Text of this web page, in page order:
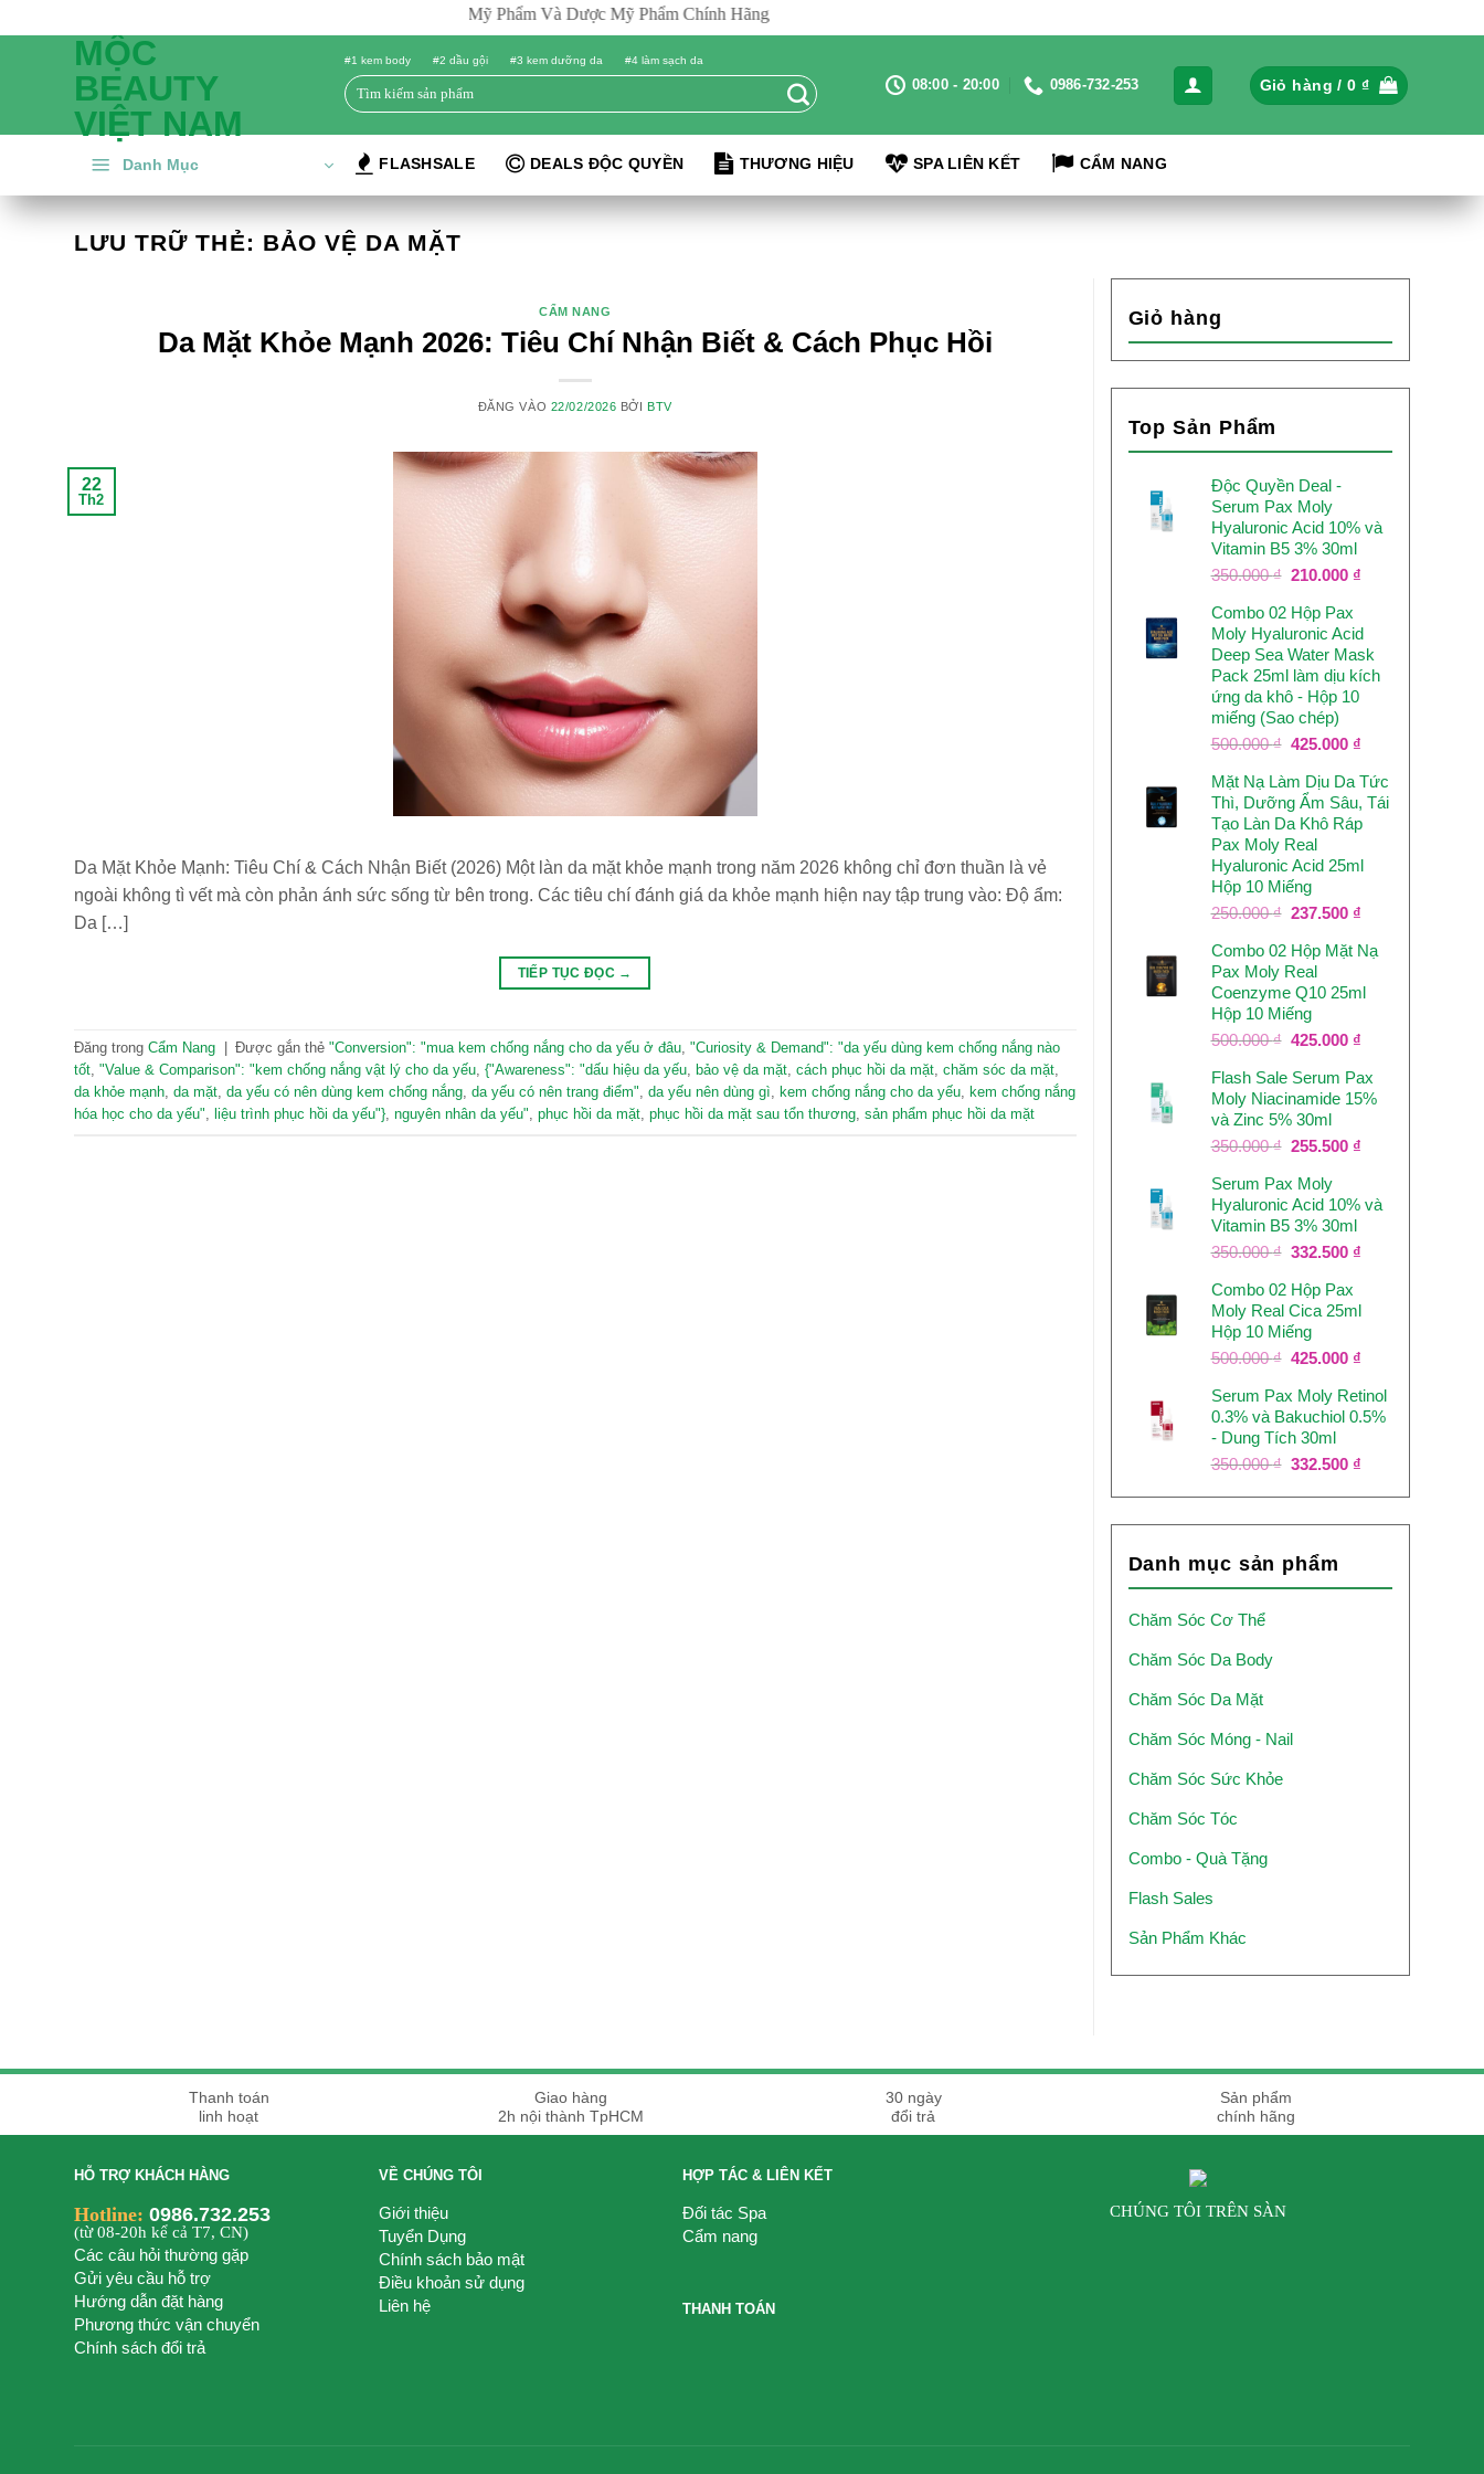
qua
Chào mừng đến với Mộc Beauty - Mỹ Phẩm Và Dược Mỹ Phẩm Chính Hãng
MỘC
BEAUTY
VIỆT NAM
#1 kem body #2 dầu gội #3 kem dưỡng da #4 làm sạch da
Tìm
kiếm:
08:00 - 20:00 0986-732-253 Giỏ hàng /0₫
Danh Mục FLASHSALE DEALS ĐỘC QUYỀN THƯƠNG HIỆU SPA LIÊN KẾT CẨM NANG
LƯU TRỮ THẺ: BẢO VỆ DA MẶT
CẨM NANG
Da Mặt Khỏe Mạnh 2026: Tiêu Chí Nhận Biết & Cách Phục Hồi
ĐĂNG VÀO 22/02/2026 BỞI BTV
22
Th2
Da Mặt Khỏe Mạnh: Tiêu Chí & Cách Nhận Biết (2026) Một làn da mặt khỏe mạnh trong năm 2026 không chỉ đơn thuần là vẻ
ngoài không tì vết mà còn phản ánh sức sống từ bên trong. Các tiêu chí đánh giá da khỏe mạnh hiện nay tập trung vào: Độ ẩm:
Da […]
TIẾP TỤC ĐỌC →
Đăng trong Cẩm Nang Được gắn thẻ "Conversion": "mua kem chống nắng cho da yếu ở đâu "Curiosity & Demand": "da yếu dùng kem chống nắng nào
tốt "Value & Comparison": "kem chống nắng vật lý cho da yếu {"Awareness": "dấu hiệu da yếu bảo vệ da mặt cách phục hồi da mặt chăm sóc da mặt
da khỏe mạnh da mặt da yếu có nên dùng kem chống nắng da yếu có nên trang điểm" da yếu nên dùng gì kem chống nắng cho da yếu
kem chống nắng
hóa học cho da yếu"
liệu trình phục hồi da yếu"} nguyên nhân da yếu" phục hồi da mặt phục hồi da mặt sau tổn thương sản phẩm phục hồi da mặt
Giỏ hàng
Top Sản Phẩm
Độc Quyền Deal -
Serum Pax Moly
Hyaluronic Acid 10% và
Vitamin B5 3% 30ml
350.000₫ Giá
là:
350.000 ₫.
210.000 ₫
là:
210.000 ₫.
Combo 02 Hộp Pax
Moly Hyaluronic Acid
Deep Sea Water Mask
Pack 25ml làm dịu kích
ứng da khô - Hộp 10
miếng (Sao chép)
500.000₫ Giá
là:
500.000 ₫.
425.000 ₫
tại
là:
425.000 ₫.
Mặt Nạ Làm Dịu Da Tức
Thì, Dưỡng Ẩm Sâu, Tái
Tạo Làn Da Khô Ráp
Pax Moly Real
Hyaluronic Acid 25ml
Hộp 10 Miếng
250.000₫ Giá
là:
250.000 ₫.
237.500 ₫
tại
237.500 ₫.
Combo 02 Hộp Mặt Nạ
Pax Moly Real
Coenzyme Q10 25ml
Hộp 10 Miếng
500.000₫ Giá
là:
500.000 ₫.
425.000 ₫
tại
là:
Flash Sale Serum Pax
Moly Niacinamide 15%
và Zinc 5% 30ml
350.000₫ Giá
là:
350.000 ₫.
255.500 ₫
là:
Serum Pax Moly
Hyaluronic Acid 10% và
Vitamin B5 3% 30ml
350.000₫ Giá
là:
350.000 ₫.
332.500 ₫
là:
Combo 02 Hộp Pax
Moly Real Cica 25ml
Hộp 10 Miếng
500.000₫ Giá
là:
500.000 ₫.
425.000 ₫
tại
là:
Serum Pax Moly Retinol
0.3% và Bakuchiol 0.5%
- Dung Tích 30ml
350.000₫ Giá
350.000 ₫.
332.500 ₫
là:
Danh mục sản phẩm
Chăm Sóc Cơ Thể
Chăm Sóc Da Body
Chăm Sóc Da Mặt
Chăm Sóc Móng - Nail
Chăm Sóc Sức Khỏe
Chăm Sóc Tóc
Combo - Quà Tặng
Flash Sales
Sản Phẩm Khác
Thanh toán
linh hoạt
Giao hàng
2h nội thành TpHCM
30 ngày
đổi trả
Sản phẩm
chính hãng
HỖ TRỢ KHÁCH HÀNG
Hotline: 0986.732.253
(từ 08-20h kể cả T7, CN)
Các câu hỏi thường gặp
Gửi yêu cầu hỗ trợ
Hướng dẫn đặt hàng
Phương thức vận chuyển
Chính sách đổi trả
VỀ CHÚNG TÔI
Giới thiệu
Tuyển Dụng
Chính sách bảo mật
Điều khoản sử dụng
Liên hệ
HỢP TÁC & LIÊN KẾT
Đối tác Spa
Cẩm nang
THANH TOÁN
CHÚNG TÔI TRÊN SÀN